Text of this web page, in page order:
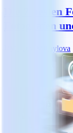
Die 7 besten
Fotografen
Reny Mihaylova